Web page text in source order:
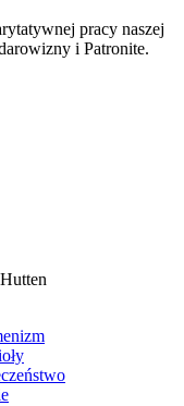
pracy naszej
i Patronite.